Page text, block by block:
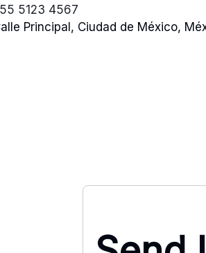
5123 4567
Principal, Ciudad de México,